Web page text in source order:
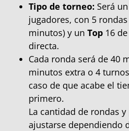
Tipo de torneo: Será
jugadores, con 5
minutos) y un Top 16
directa.
Cada ronda será de 40
minutos extra o 4
caso de que acabe el
primero.
La cantidad de rondas
ajustarse dependiendo